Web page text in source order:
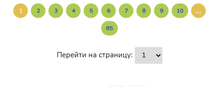
1 2 3 4 5 6 7 8 9 10 ...
85
Перейти на страницу: